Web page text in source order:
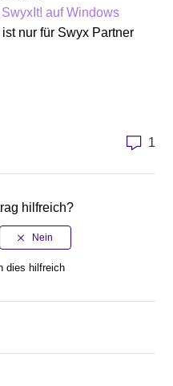
auf Windows
nur für Swyx Partner
1
hilfreich?
dies hilfreich